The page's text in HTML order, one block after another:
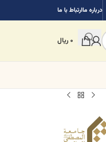
درباره ماارتباط با ما
0ریال